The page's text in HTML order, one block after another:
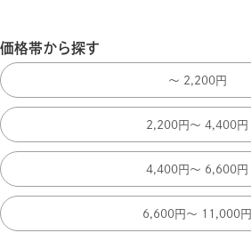
価格帯から探す
～ 2,200円
2,200円～ 4,400円
4,400円～ 6,600円
6,600円～ 11,000円